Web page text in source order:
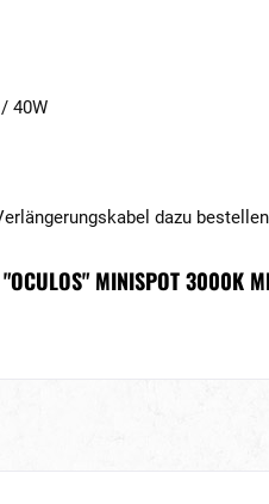
40W
dazu
MINISPOT 3000K